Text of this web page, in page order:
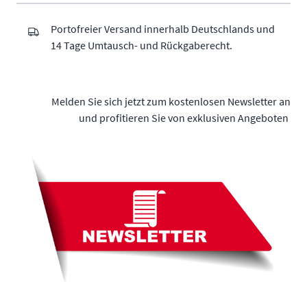
Portofreier Versand innerhalb Deutschlands und
14 Tage Umtausch- und Rückgaberecht.
Melden Sie sich jetzt zum kostenlosen Newsletter an
und profitieren Sie von exklusiven Angeboten